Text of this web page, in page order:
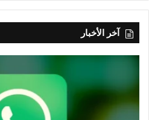
آخر الأخبار